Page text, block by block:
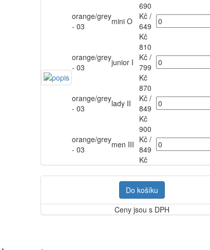
orange/grey
- 03
mini O
690
Kč /
649
Kč
orange/grey
- 03
junior I
810
Kč /
799
Kč
orange/grey
- 03
lady II
870
Kč /
849
Kč
orange/grey
- 03
men III
900
Kč /
849
Kč
Do košíku
Ceny jsou s DPH